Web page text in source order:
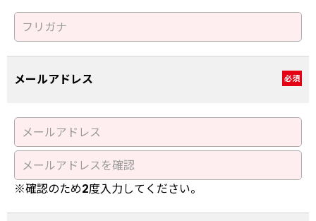
メールアドレス 必須
※確認のため2度入力してください。